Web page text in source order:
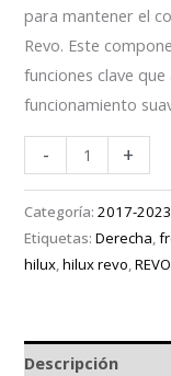
para mantener el
Revo. Este
funciones clave
funcionamiento
- +
Categoría:2017-
Etiquetas:Derecha,
hilux,hilux revo,REVO
Descripción